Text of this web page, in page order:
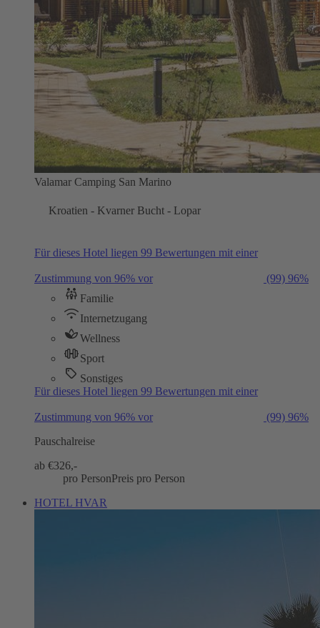
Valamar Camping San Marino
Kroatien - Kvarner Bucht - Lopar
Für dieses Hotel liegen 99 Bewertungen mit einer
Zustimmung von 96% vor (99) 96%
Familie
Internetzugang
Wellness
Sport
Sonstiges
Für dieses Hotel liegen 99 Bewertungen mit einer
Zustimmung von 96% vor (99) 96%
Pauschalreise
ab €326,-
pro PersonPreis pro Person
HOTEL HVAR